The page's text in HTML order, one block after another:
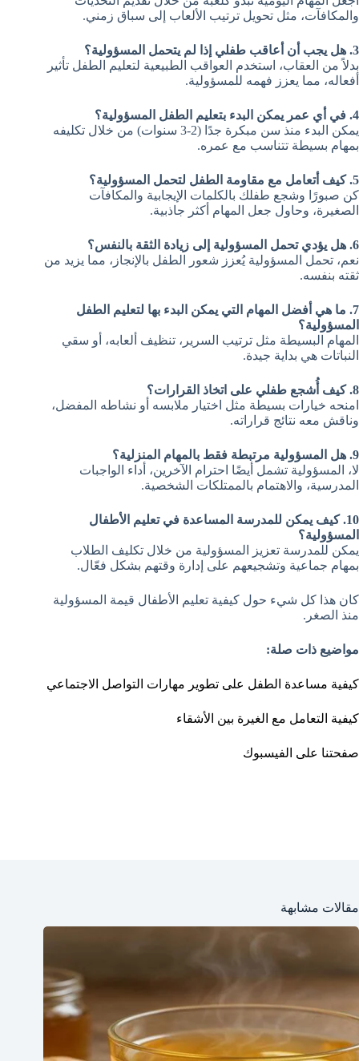
والمكافآت، مثل تحويل ترتيب الألعاب إلى سباق زمني.
3. هل يجب أن أعاقب طفلي إذا لم يتحمل المسؤولية؟
بدلاً من العقاب، استخدم العواقب الطبيعية لتعليم الطفل تأثير
أفعاله، مما يعزز فهمه للمسؤولية.
4. في أي عمر يمكن البدء بتعليم الطفل المسؤولية؟
يمكن البدء منذ سن مبكرة جدًا (2-3 سنوات) من خلال تكليفه
بمهام بسيطة تتناسب مع عمره.
5. كيف أتعامل مع مقاومة الطفل لتحمل المسؤولية؟
كن صبورًا وشجع طفلك بالكلمات الإيجابية والمكافآت
الصغيرة، وحاول جعل المهام أكثر جاذبية.
6. هل يؤدي تحمل المسؤولية إلى زيادة الثقة بالنفس؟
نعم، تحمل المسؤولية يُعزز شعور الطفل بالإنجاز، مما يزيد من
ثقته بنفسه.
7. ما هي أفضل المهام التي يمكن البدء بها لتعليم الطفل
المسؤولية؟
المهام البسيطة مثل ترتيب السرير، تنظيف ألعابه، أو سقي
النباتات هي بداية جيدة.
8. كيف أُشجع طفلي على اتخاذ القرارات؟
امنحه خيارات بسيطة مثل اختيار ملابسه أو نشاطه المفضل،
وناقش معه نتائج قراراته.
9. هل المسؤولية مرتبطة فقط بالمهام المنزلية؟
لا، المسؤولية تشمل أيضًا احترام الآخرين، أداء الواجبات
المدرسية، والاهتمام بالممتلكات الشخصية.
10. كيف يمكن للمدرسة المساعدة في تعليم الأطفال
المسؤولية؟
يمكن للمدرسة تعزيز المسؤولية من خلال تكليف الطلاب
بمهام جماعية وتشجيعهم على إدارة وقتهم بشكل فعّال.
كان هذا كل شيء حول كيفية تعليم الأطفال قيمة المسؤولية
منذ الصغر.
مواضيع ذات صلة:
كيفية مساعدة الطفل على تطوير مهارات التواصل الاجتماعي
كيفية التعامل مع الغيرة بين الأشقاء
صفحتنا على الفيسبوك
مقالات مشابهة